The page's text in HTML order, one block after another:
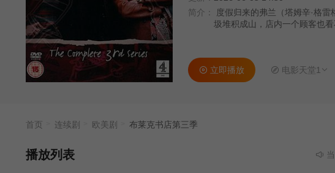
简介：
度假归来的弗兰（塔姆辛·格
圾堆积成山，店内一个顾客也
歉，这样自己就能有台阶回来
他俩的调解人。但弗兰自己也
季。
立即播放 电影天堂1
首页 连续剧 欧美剧 布莱克书店第三季
播放列表 当前